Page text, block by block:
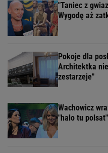
"Taniec z
Wygodę aż
Pokoje dla
Architektka
zestarzeje"
Wachowicz
"halo tu